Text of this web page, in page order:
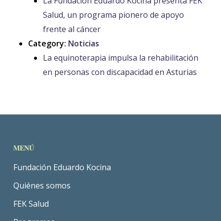
Salud, un programa pionero de apoyo
frente al cáncer
Category: Noticias
La equinoterapia impulsa la rehabilitación
en personas con discapacidad en Asturias
MENÚ
Fundación Eduardo Kocina
Quiénes somos
FEK Salud